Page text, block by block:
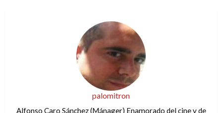
palomitron
Alfonso Caro Sánchez (Mánager) Enamorado del cine y de